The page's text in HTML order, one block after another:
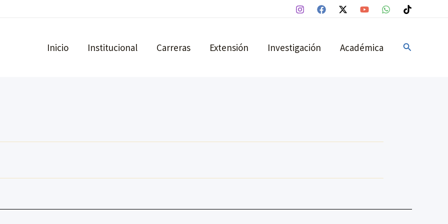
Inicio Institucional Carreras Extensión Investigación Académica Buscar